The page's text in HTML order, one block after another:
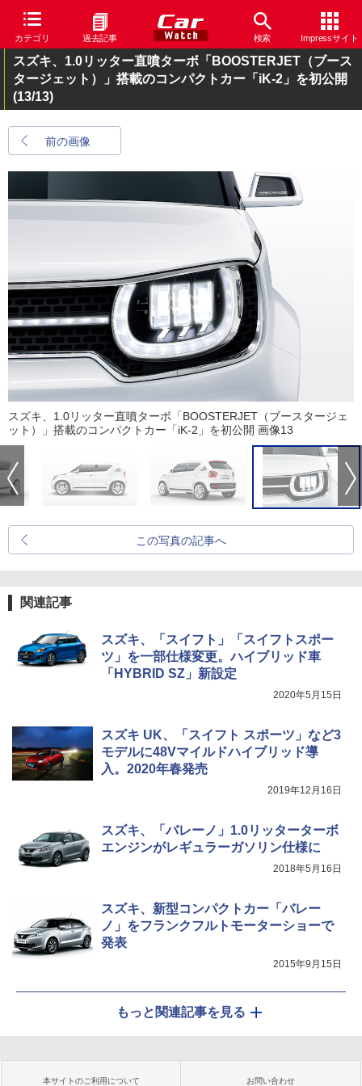
カテゴリ 過去記事 検索 Impressサイト
スズキ、1.0リッター直噴ターボ「BOOSTERJET（ブース
タージェット）」搭載のコンパクトカー「iK-2」を初公開
(13/13)
前の画像
スズキ、1.0リッター直噴ターボ「BOOSTERJET（ブースタージェ
ット）」搭載のコンパクトカー「iK-2」を初公開 画像13
この写真の記事へ
関連記事
スズキ、「スイフト」「スイフトスポー
ツ」を一部仕様変更。ハイブリッド車
「HYBRID SZ」新設定
2020年5月15日
スズキ UK、「スイフト スポーツ」など3
モデルに48Vマイルドハイブリッド導
入。2020年春発売
2019年12月16日
スズキ、「バレーノ」1.0リッターターボ
エンジンがレギュラーガソリン仕様に
2018年5月16日
スズキ、新型コンパクトカー「バレー
ノ」をフランクフルトモーターショーで
発表
2015年9月15日
もっと関連記事を見る
本サイトのご利用について お問い合わせ